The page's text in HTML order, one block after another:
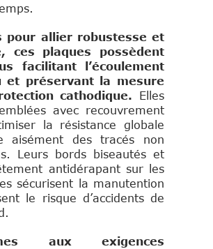
pour allier robustesse et
ces plaques possèdent
facilitant l’écoulement
et préservant la mesure
cathodique. Elles
avec recouvrement
la résistance globale
aisément des tracés non
Leurs bords biseautés et
antidérapant sur les
sécurisent la manutention
le risque d’accidents de
aux exigences